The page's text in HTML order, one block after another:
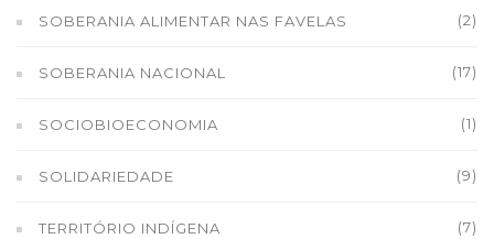
SOBERANIA ALIMENTAR NAS FAVELAS (2)
SOBERANIA NACIONAL (17)
SOCIOBIOECONOMIA (1)
SOLIDARIEDADE (9)
TERRITÓRIO INDÍGENA (7)